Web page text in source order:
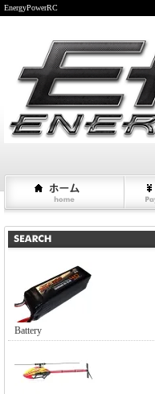
EnergyPowerRC
Battery